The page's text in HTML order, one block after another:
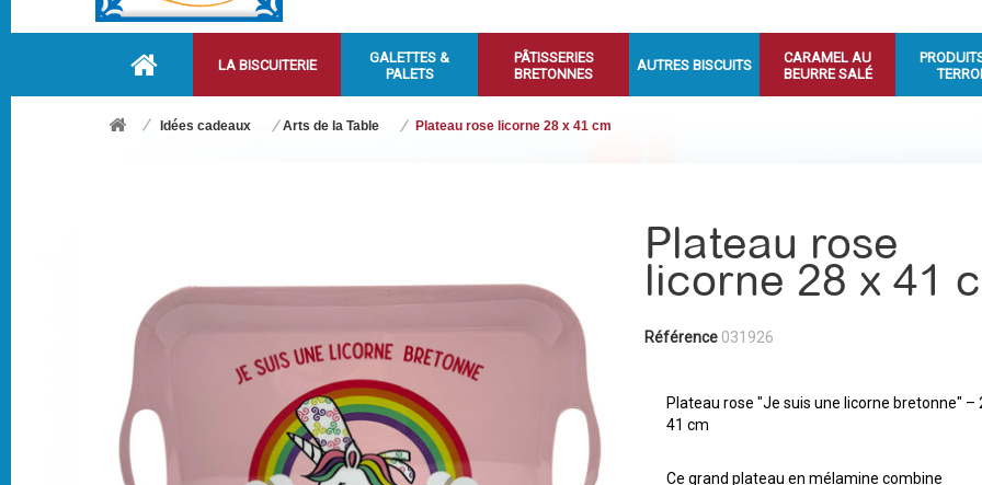
LA BISCUITERIE
GALETTES &
PALETS
PÂTISSERIES
BRETONNES
AUTRES BISCUITS
CARAMEL AU
BEURRE SALÉ
Idées cadeaux Arts de la Table Plateau rose licorne 28 x 41 cm
Plateau rose
licorne 28 x 41
Référence 031926
Plateau rose "Je suis une licorne bretonne" –
41 cm
Ce grand plateau en mélamine combine